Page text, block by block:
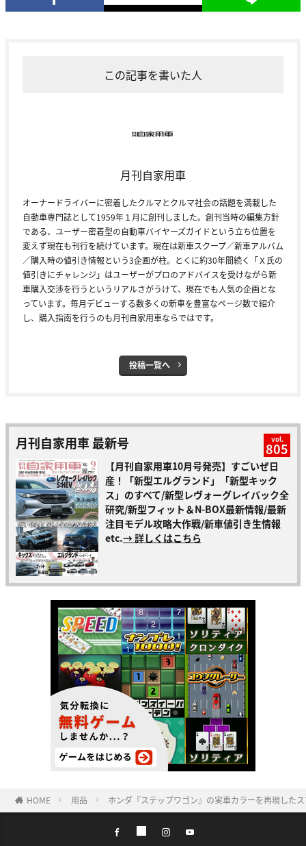
この記事を書いた人
月刊自家用車
オーナードライバーに密着したクルマとクルマ社会の話題を満載した
自動車専門誌として1959年１月に創刊しました。創刊当時の編集方針
である、ユーザー密着型の自動車バイヤーズガイドという立ち位置を
変えず現在も刊行を続けています。現在は新車スクープ／新車アルバム
／購入時の値引き情報という3企画が柱。とくに約30年間続く「Ｘ氏の
値引きにチャレンジ」はユーザーがプロのアドバイスを受けながら新
車購入交渉を行うというリアルさがうけて、現在でも人気の企画とな
っています。毎月デビューする数多くの新車を豊富なページ数で紹介
し、購入指南を行うのも月刊自家用車ならではです。
投稿一覧へ
月刊自家用車 最新号 vol.
805
【月刊自家用車10月号発売】すごいぜ日
産！「新型エルグランド」「新型キック
ス」のすべて/新型レヴォーグレイバック全
研究/新型フィット＆N-BOX最新情報/最新
注目モデル攻略大作戦/新車値引き生情報
etc.→ 詳しくはこちら
HOME 用品 ホンダ『ステップワゴン』の実車カラーを再現した